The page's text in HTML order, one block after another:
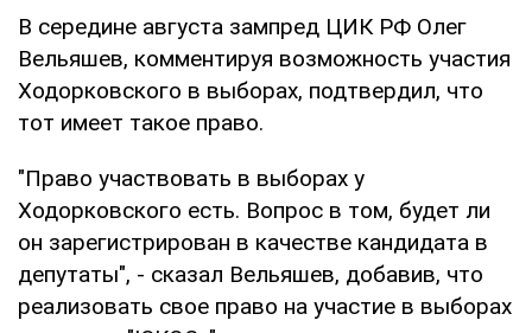
В середине августа зампред ЦИК РФ Олег
Вельяшев, комментируя возможность участия
Ходорковского в выборах, подтвердил, что
тот имеет такое право.
"Право участвовать в выборах у
Ходорковского есть. Вопрос в том, будет ли
он зарегистрирован в качестве кандидата в
депутаты", - сказал Вельяшев, добавив, что
реализовать свое право на участие в выборах